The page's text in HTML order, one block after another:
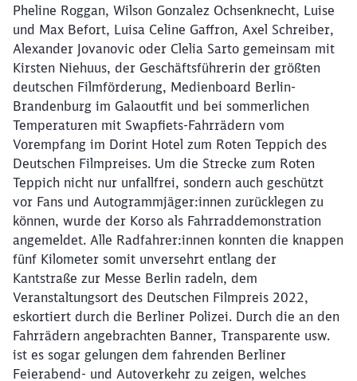
Pheline Roggan, Wilson Gonzalez Ochsenknecht, Luise
und Max Befort, Luisa Celine Gaffron, Axel Schreiber,
Alexander Jovanovic oder Clelia Sarto gemeinsam mit
Kirsten Niehuus, der Geschäftsführerin der größten
deutschen Filmförderung, Medienboard Berlin-
Brandenburg im Galaoutfit und bei sommerlichen
Temperaturen mit Swapfiets-Fahrrädern vom
Vorempfang im Dorint Hotel zum Roten Teppich des
Deutschen Filmpreises. Um die Strecke zum Roten
Teppich nicht nur unfallfrei, sondern auch geschützt
vor Fans und Autogrammjäger:innen zurücklegen zu
können, wurde der Korso als Fahrraddemonstration
angemeldet. Alle Radfahrer:innen konnten die knappen
fünf Kilometer somit unversehrt entlang der
Kantstraße zur Messe Berlin radeln, dem
Veranstaltungsort des Deutschen Filmpreis 2022,
eskortiert durch die Berliner Polizei. Durch die an den
Fahrrädern angebrachten Banner, Transparente usw.
ist es sogar gelungen dem fahrenden Berliner
Feierabend- und Autoverkehr zu zeigen, welches